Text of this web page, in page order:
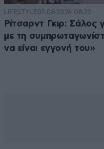
LIFESTYLE07·08·2026 08:23
Ρίτσαρντ Γκιρ:
με τη
να είναι εγγονή του»